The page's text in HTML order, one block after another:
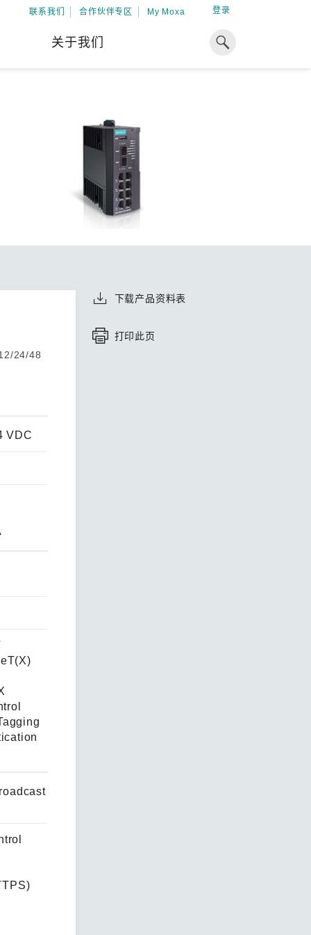
联系我们 合作伙伴专区 My Moxa 登录
x86 计算机
ARM 架构计算机
工业平板计算机
查看所有产品
专业经验，助力储能出海
全球能源领域深耕超过 15 年的专业
Moxa 致力于成为中国企业值得信赖
专家观点
关于我们
加入 Moxa
我们因优秀的员工而成长，因
共同的追求而凝聚。
了解更多
24/48
VDC
下载产品资料表
打印此页